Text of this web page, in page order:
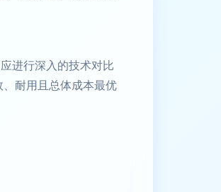
进行深入的技术对比
耐用且总体成本最优